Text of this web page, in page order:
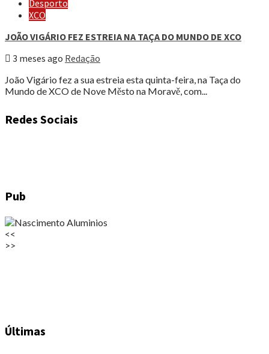
Desporto
XCO
JOÃO VIGÁRIO FEZ ESTREIA NA TAÇA DO MUNDO DE XCO
3 meses ago Redação
João Vigário fez a sua estreia esta quinta-feira, na Taça do
Mundo de XCO de Nove Město na Moravě, com...
Redes Sociais
Pub
<<
>>
Últimas